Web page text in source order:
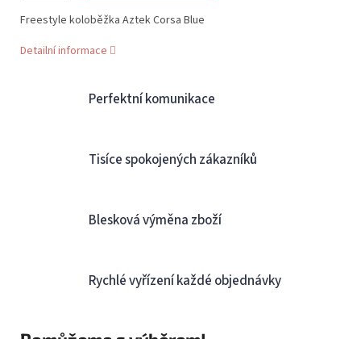
Freestyle koloběžka Aztek Corsa Blue
Detailní informace
Perfektní komunikace
Tisíce spokojených zákazníků
Blesková výměna zboží
Rychlé vyřízení každé objednávky